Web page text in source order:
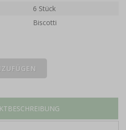
6 Stück
Biscotti